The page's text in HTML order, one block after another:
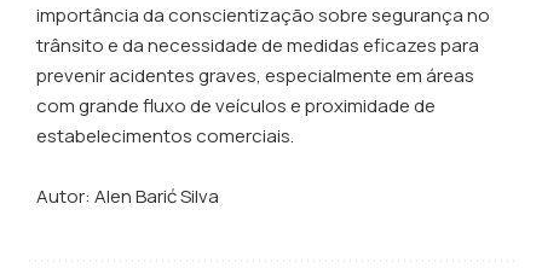
importância da conscientização sobre segurança no
trânsito e da necessidade de medidas eficazes para
prevenir acidentes graves, especialmente em áreas
com grande fluxo de veículos e proximidade de
estabelecimentos comerciais.
Autor: Alen Barić Silva